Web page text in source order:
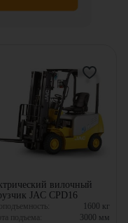
вилочный
JAC CPD16
1600 кг
подъема:
3000 мм